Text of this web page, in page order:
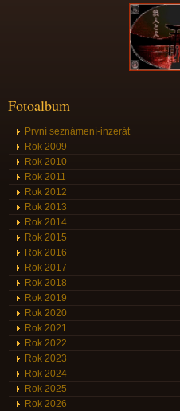
Fotoalbum
První seznámení-inzerát
Rok 2009
Rok 2010
Rok 2011
Rok 2012
Rok 2013
Rok 2014
Rok 2015
Rok 2016
Rok 2017
Rok 2018
Rok 2019
Rok 2020
Rok 2021
Rok 2022
Rok 2023
Rok 2024
Rok 2025
Rok 2026